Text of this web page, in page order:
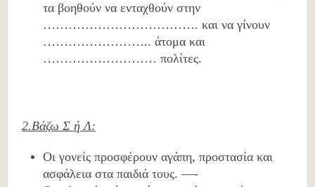
τα βοηθούν να ενταχθούν στην
………………………………. και να γίνουν
…………………….. άτομα και
……………………… πολίτες.
2.Βάζω Σ ή Λ:
Οι γονείς προσφέρουν αγάπη, προστασία και
ασφάλεια στα παιδιά τους. —-